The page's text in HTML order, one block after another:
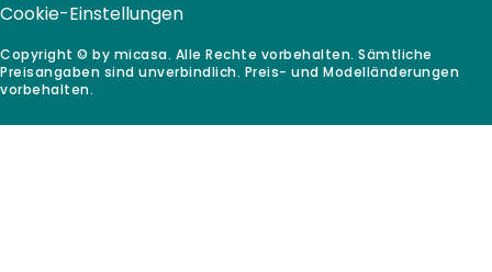
Copyright © by micasa. Alle Rechte vorbehalten. Sämtliche
Preisangaben sind unverbindlich. Preis- und Modelländerungen
vorbehalten.
Cookie-Einstellungen